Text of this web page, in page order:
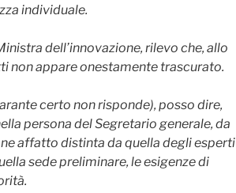
individuale.
dell’innovazione, rilevo che, allo
non appare onestamente trascurato.
certo non risponde), posso dire,
persona del Segretario generale, da
affatto distinta da quella degli esperti
sede preliminare, le esigenze di